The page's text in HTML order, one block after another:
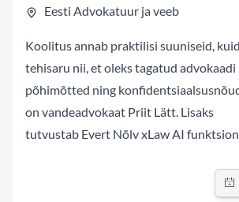
Eesti Advokatuur ja veeb
Koolitus annab praktilisi suuniseid,
tehisaru nii, et oleks tagatud
põhimõtted ning
on vandeadvokaat Priit Lätt. Lisaks
tutvustab Evert Nõlv xLaw AI